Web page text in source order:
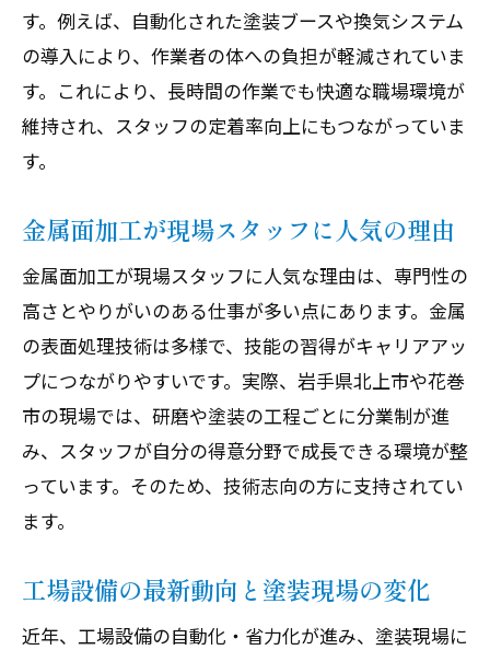
す。例えば、自動化された塗装ブースや換気システム
の導入により、作業者の体への負担が軽減されていま
す。これにより、長時間の作業でも快適な職場環境が
維持され、スタッフの定着率向上にもつながっていま
す。
金属面加工が現場スタッフに人気の理由
金属面加工が現場スタッフに人気な理由は、専門性の
高さとやりがいのある仕事が多い点にあります。金属
の表面処理技術は多様で、技能の習得がキャリアアッ
プにつながりやすいです。実際、岩手県北上市や花巻
市の現場では、研磨や塗装の工程ごとに分業制が進
み、スタッフが自分の得意分野で成長できる環境が整
っています。そのため、技術志向の方に支持されてい
ます。
工場設備の最新動向と塗装現場の変化
近年、工場設備の自動化・省力化が進み、塗装現場に